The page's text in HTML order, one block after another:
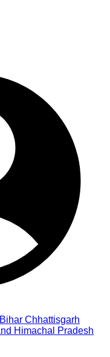
Bihar Chhattisgarh
Himachal Pradesh